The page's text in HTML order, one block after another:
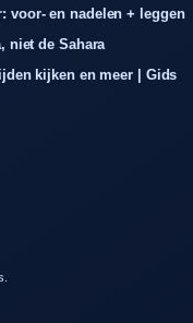
voor- en nadelen + leggen
niet de Sahara
kijken en meer | Gids